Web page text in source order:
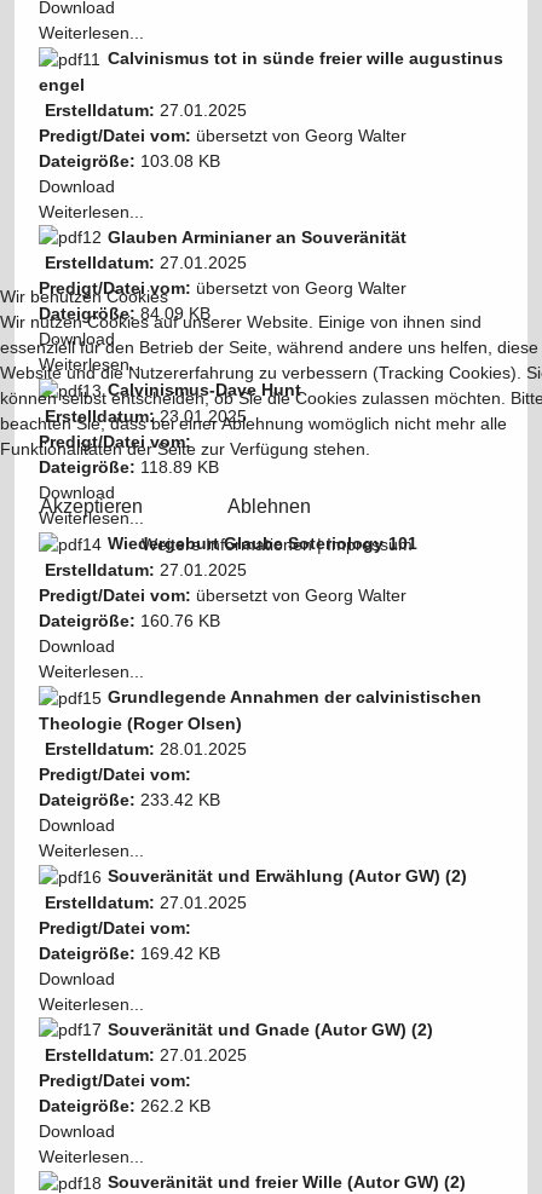
Download
Weiterlesen...
Calvinismus tot in sünde freier wille augustinus
engel
Erstelldatum: 27.01.2025
Predigt/Datei vom: übersetzt von Georg Walter
Dateigröße: 103.08 KB
Download
Weiterlesen...
Glauben Arminianer an Souveränität
Erstelldatum: 27.01.2025
Predigt/Datei vom: übersetzt von Georg Walter
Dateigröße: 84.09 KB
Download
Weiterlesen...
Calvinismus-Dave Hunt
Erstelldatum: 23.01.2025
Predigt/Datei vom:
Dateigröße: 118.89 KB
Download
Weiterlesen...
Wiedergeburt Glaube Soteriology 101
Erstelldatum: 27.01.2025
Predigt/Datei vom: übersetzt von Georg Walter
Dateigröße: 160.76 KB
Download
Weiterlesen...
Grundlegende Annahmen der calvinistischen
Theologie (Roger Olsen)
Erstelldatum: 28.01.2025
Predigt/Datei vom:
Dateigröße: 233.42 KB
Download
Weiterlesen...
Souveränität und Erwählung (Autor GW) (2)
Erstelldatum: 27.01.2025
Predigt/Datei vom:
Dateigröße: 169.42 KB
Download
Weiterlesen...
Souveränität und Gnade (Autor GW) (2)
Erstelldatum: 27.01.2025
Predigt/Datei vom:
Dateigröße: 262.2 KB
Download
Weiterlesen...
Souveränität und freier Wille (Autor GW) (2)
Wir benutzen Cookies
Wir nutzen Cookies auf unserer Website. Einige von ihnen sind
essenziell für den Betrieb der Seite, während andere uns helfen, diese
Website und die Nutzererfahrung zu verbessern (Tracking Cookies).
können selbst entscheiden, ob Sie die Cookies zulassen möchten.
beachten Sie, dass bei einer Ablehnung womöglich nicht mehr alle
Funktionalitäten der Seite zur Verfügung stehen.
Akzeptieren Ablehnen
Weitere Informationen|Impressum